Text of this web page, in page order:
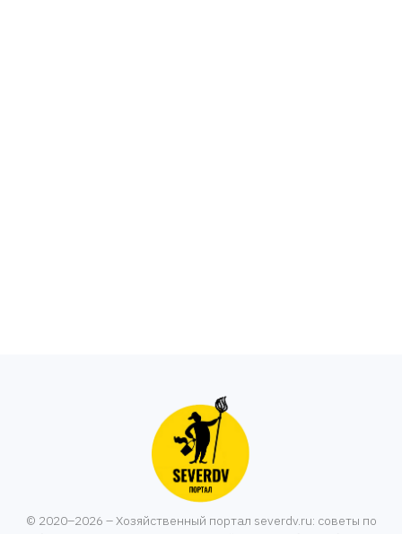
© 2020–2026 – Хозяйственный портал severdv.ru: советы по